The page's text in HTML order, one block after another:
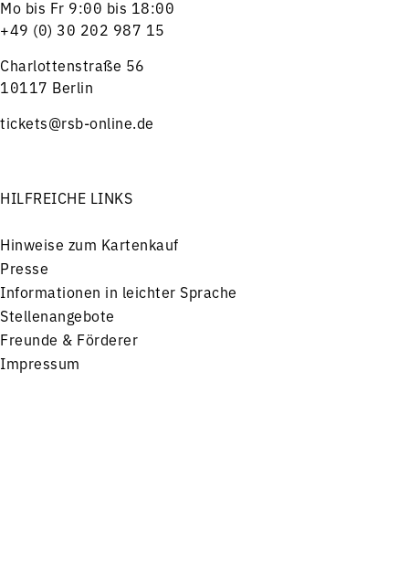
Mo bis Fr 9:00 bis 18:00
+49 (0) 30 202 987 15
Charlottenstraße 56
10117 Berlin
tickets@rsb-online.de
HILFREICHE LINKS
Hinweise zum Kartenkauf
Presse
Informationen in leichter Sprache
Stellenangebote
Freunde & Förderer
Impressum